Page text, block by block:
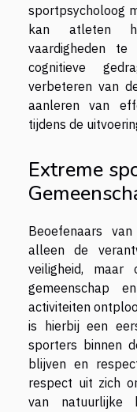
sportpsycholoog
kan atleten
vaardigheden
cognitieve
verbeteren van
aanleren van
tijdens de
Extreme
Beoefenaars
alleen de
veiligheid,
gemeenschap
activiteiten
is hierbij een
sporters binnen
blijven en
respect uit zich
van natuurlijke